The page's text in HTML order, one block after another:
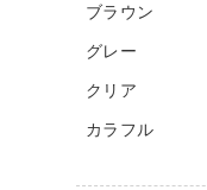
ブラウン
グレー
クリア
カラフル